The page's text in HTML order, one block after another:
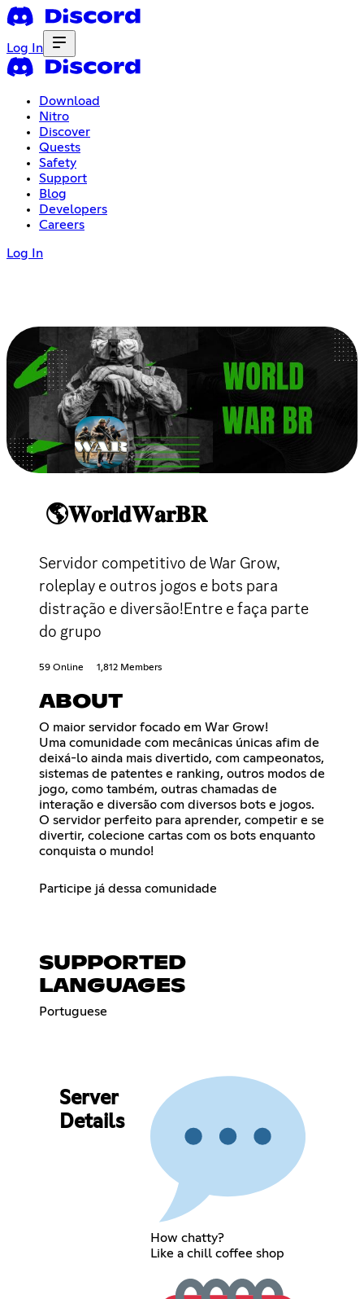
Log In
Download
Nitro
Discover
Quests
Safety
Support
Blog
Developers
Careers
Log In
🌎𝐖𝐨𝐫𝐥𝐝𝐖𝐚𝐫𝐁𝐑
Servidor competitivo de War Grow,
roleplay e outros jogos e bots para
distração e diversão!Entre e faça parte
do grupo
59 Online 1,812 Members
ABOUT
O maior servidor focado em War Grow!
Uma comunidade com mecânicas únicas afim de
deixá-lo ainda mais divertido, com campeonatos,
sistemas de patentes e ranking, outros modos de
jogo, como também, outras chamadas de
interação e diversão com diversos bots e jogos.
O servidor perfeito para aprender, competir e se
divertir, colecione cartas com os bots enquanto
conquista o mundo!
Participe já dessa comunidade
SUPPORTED
LANGUAGES
Portuguese
Server
Details
How chatty?
Like a chill coffee shop